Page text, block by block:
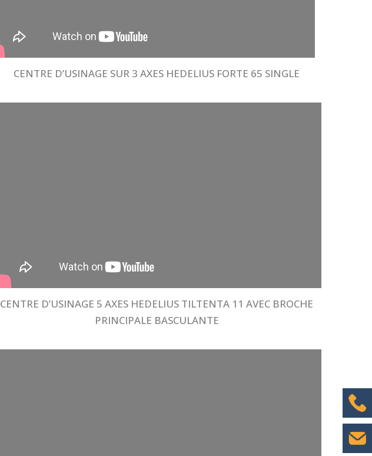
CENTRE D’USINAGE SUR 3 AXES HEDELIUS FORTE 65 SINGLE
CENTRE D’USINAGE 5 AXES HEDELIUS TILTENTA 11 AVEC BROCHE
PRINCIPALE BASCULANTE